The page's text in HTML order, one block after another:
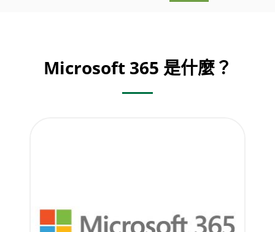
Microsoft 365 是什麼？